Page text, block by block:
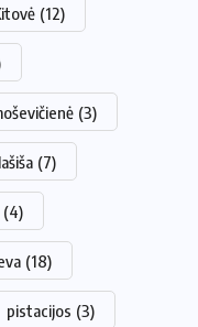
(12)
(3)
lašiša (7)
(4)
(18)
pistacijos (3)